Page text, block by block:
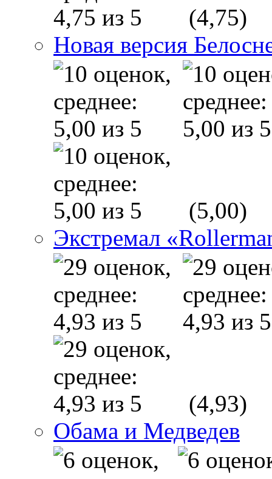
(4,75)
Новая версия
(5,00)
Экстремал
(4,93)
Обама и Медведев